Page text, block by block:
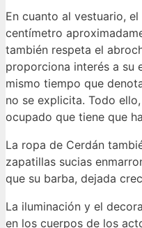
En cuanto al vestuario,
centímetro
también respeta el
proporciona interés a su
mismo tiempo que
no se explicita. Todo
ocupado que tiene que
La ropa de Cerdán
zapatillas sucias
que su barba, dejada
La iluminación y el
en los cuerpos de los